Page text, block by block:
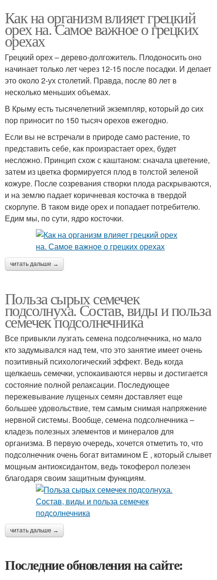
Как на организм влияет грецкий
орех на. Самое важное о грецких
орехах
Грецкий орех – дерево-долгожитель. Плодоносить оно
начинает только лет через 12-15 после посадки. И делает
это около 2-ух столетий. Правда, после 80 лет в
несколько меньших объемах.
В Крыму есть тысячелетний экземпляр, который до сих
пор приносит по 150 тысяч орехов ежегодно.
Если вы не встречали в природе само растение, то
представить себе, как произрастает орех, будет
несложно. Принцип схож с каштаном: сначала цветение,
затем из цветка формируется плод в толстой зеленой
кожуре. После созревания створки плода раскрываются,
и на землю падает коричневая косточка в твердой
скорлупе. В таком виде орех и попадает потребителю.
Едим мы, по сути, ядро косточки.
читать дальше →
Польза сырых семечек
подсолнуха. Состав, виды и польза
семечек подсолнечника
Все привыкли лузгать семена подсолнечника, но мало
кто задумывался над тем, что это занятие имеет очень
позитивный психологический эффект. Ведь когда
щелкаешь семечки, успокаиваются нервы и достигается
состояние полной релаксации. Последующее
пережевывание лущеных семян доставляет еще
большее удовольствие, тем самым снимая напряжение
нервной системы. Вообще, семена подсолнечника –
кладезь полезных элементов и минералов для
организма. В первую очередь, хочется отметить то, что
подсолнечник очень богат витамином Е , который слывет
мощным антиоксидантом, ведь токоферол полезен
благодаря своим защитным функциям.
читать дальше →
Последние обновления на сайте: